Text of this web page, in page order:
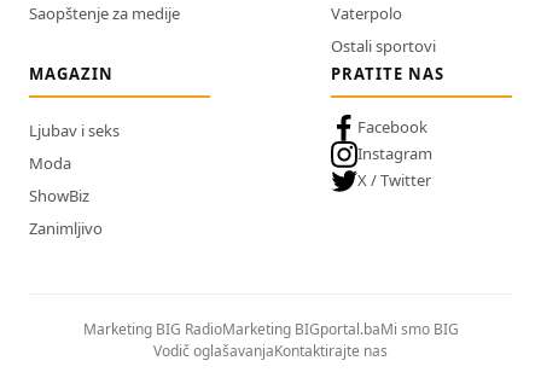
Saopštenje za medije
Vaterpolo
Ostali sportovi
MAGAZIN
Ljubav i seks
Moda
ShowBiz
Zanimljivo
PRATITE NAS
Facebook
Instagram
X / Twitter
Marketing BIG RadioMarketing BIGportal.baMi smo BIG
Vodič oglašavanjaKontaktirajte nas